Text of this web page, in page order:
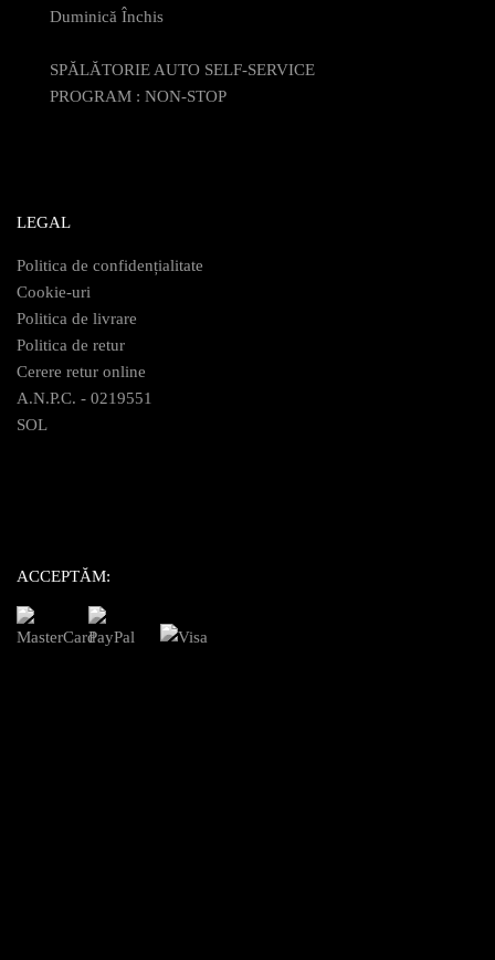
Duminică Închis
SPĂLĂTORIE AUTO SELF-SERVICE
PROGRAM : NON-STOP
LEGAL
Politica de confidențialitate
Cookie-uri
Politica de livrare
Politica de retur
Cerere retur online
A.N.P.C. - 0219551
SOL
ACCEPTĂM: